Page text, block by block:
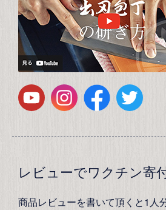
レビューでワクチン寄
商品レビューを書いて頂くと1人